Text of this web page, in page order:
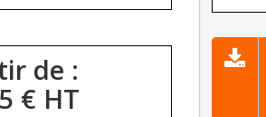
de :
€ HT